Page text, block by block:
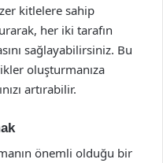
kitlelere sahip
her iki tarafın
sağlayabilirsiniz. Bu
oluşturmanıza
artırabilir.
önemli olduğu bir